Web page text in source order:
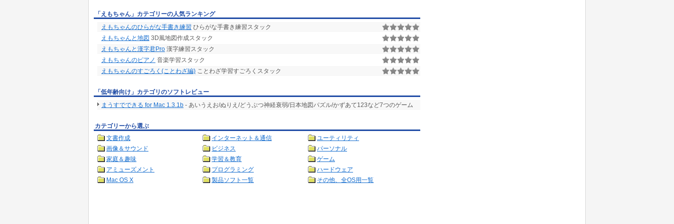
「えもちゃん」カテゴリーの人気ランキング
えもちゃんのひらがな手書き練習 ひらがな手書き練習スタック
えもちゃんと地図 3D風地図作成スタック
えもちゃんと漢字君Pro 漢字練習スタック
えもちゃんのピアノ 音楽学習スタック
えもちゃんのすごろく(ことわざ編) ことわざ学習すごろくスタック
「低年齢向け」カテゴリのソフトレビュー
まうすでできる for Mac 1.3.1b - あいうえお/ぬりえ/どうぶつ神経衰弱/日本地図パズル/かずあて123など7つのゲーム
カテゴリーから選ぶ
文書作成
インターネット＆通信
ユーティリティ
画像＆サウンド
ビジネス
パーソナル
家庭＆趣味
学習＆教育
ゲーム
アミューズメント
プログラミング
ハードウェア
Mac OS X
製品ソフト一覧 その他、全OS用一覧